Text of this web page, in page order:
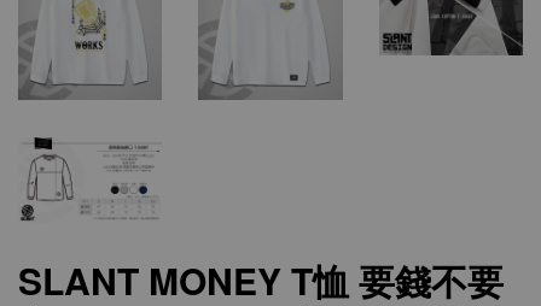
SLANT MONEY T恤 要錢不要